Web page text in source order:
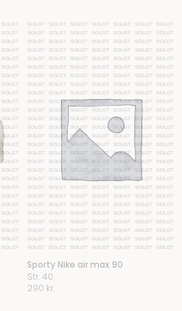
Sporty Nike air max 90
Str. 40
290 kr.